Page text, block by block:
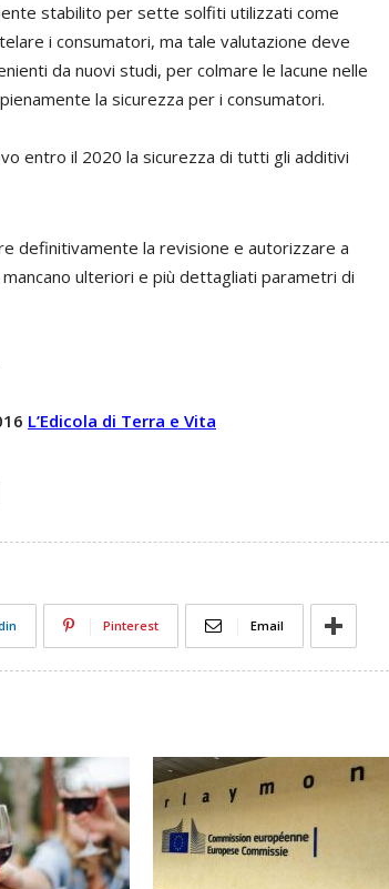
stabilito per sette solfiti utilizzati come
i consumatori, ma tale valutazione deve
da nuovi studi, per colmare le lacune nelle
la sicurezza per i consumatori.
entro il 2020 la sicurezza di tutti gli additivi
definitivamente la revisione e autorizzare a
ulteriori e più dettagliati parametri di
L’Edicola di Terra e Vita
Pinterest Email